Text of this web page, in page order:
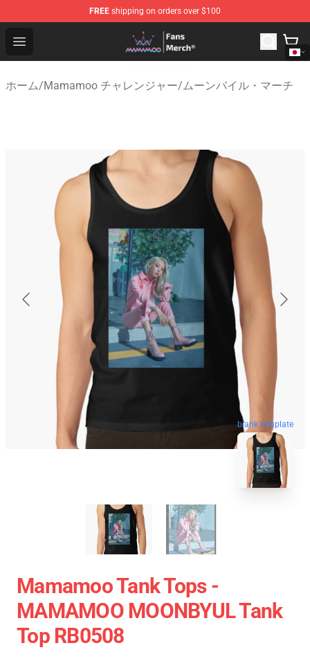
FREE shipping on orders over $100
Open menu
Mamamoo Store - Official Mamamoo Merchandise Shop
ホーム/Mamamoo チャレンジャー/ムーンバイル・マーチ
blank template
Mamamoo Tank Tops -
MAMAMOO MOONBYUL Tank
Top RB0508